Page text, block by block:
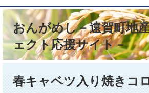
。
て
へ
おんがめし－遠賀町地
ェクト応援サイト－
春キャベツ入り焼きコ